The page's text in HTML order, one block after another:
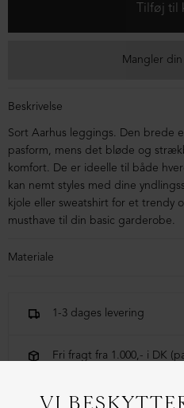
Mangler
Beskrivelse
Sort Aarhus leggings. Den brede
pasform, mens det bløde og
komfort. De er ideelle til både
kan nemt styles med dine
kjole eller sweatshirt for et trendy
musthave til din basic garderobe.
Materiale
1-3 dages levering
Fri fragt fra 1.000,- i DK
Ekstraordinær kvalitet -